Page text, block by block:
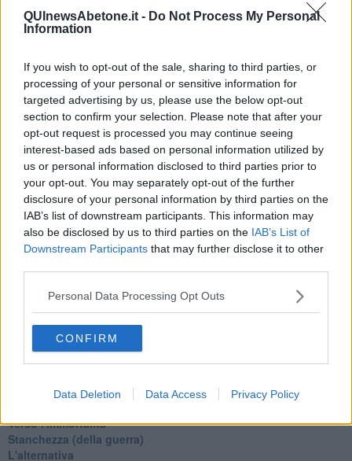
QUInewsAbetone.it - Do Not Process My Personal
Information
If you wish to opt-out of the sale, sharing to third parties, or
processing of your personal or sensitive information for
targeted advertising by us, please use the below opt-out
section to confirm your selection. Please note that after your
opt-out request is processed you may continue seeing
interest-based ads based on personal information utilized by
us or personal information disclosed to third parties prior to
your opt-out. You may separately opt-out of the further
disclosure of your personal information by third parties on the
IAB’s list of downstream participants. This information may
also be disclosed by us to third parties on the IAB’s List of
Downstream Participants that may further disclose it to other
Personal Data Processing Opt Outs
CONFIRM
Data Deletion Data Access Privacy Policy
Da Capodanno a Carnevale
Schizzi di fango
Fine anno al ristorante
La festa di Capodanno
Natale 2024
Re e regnanti
A noi interessa il dito non la luna
Come rubare allo stato e vivere felici
Una performance
Il compagno
​Io (allo specchio)
Tramonto
Passato, presente, futuro
La virtù del non fare
Il giorno dei saldi
​(In)sicurezza stradale
Il decalogo del politico
Un calcio alla finzione
Solitudine
Mercanti nel tempio
Beneficenza
Verso l'immortalità
Stanchezza (della guerra)
L'alternativa